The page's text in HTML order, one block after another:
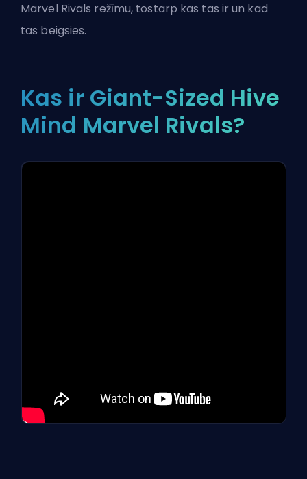
Marvel Rivals režīmu, tostarp kas tas ir un kad
tas beigsies.
Kas ir Giant-Sized Hive
Mind Marvel Rivals?